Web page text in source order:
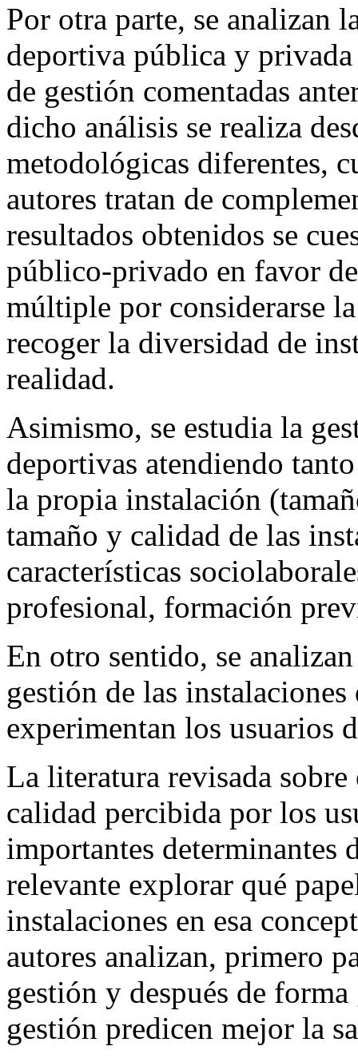
Por otra parte, se analizan
deportiva pública y privada
de gestión comentadas
dicho análisis se realiza
metodológicas diferentes,
autores tratan de
resultados obtenidos se
público-privado en favor
múltiple por considerarse
recoger la diversidad de
realidad.
Asimismo, se estudia la
deportivas atendiendo
la propia instalación
tamaño y calidad de las
características
profesional, formación
En otro sentido, se
gestión de las
experimentan los usuarios
La literatura revisada
calidad percibida por los
importantes determinantes
relevante explorar qué
instalaciones en esa
autores analizan, primero
gestión y después de
gestión predicen mejor la